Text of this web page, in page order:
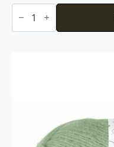
Lerke
Halvbleket
hvit